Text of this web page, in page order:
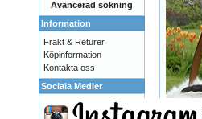
Avancerad sökning
Information
Frakt & Returer
Köpinformation
Kontakta oss
Sociala Medier